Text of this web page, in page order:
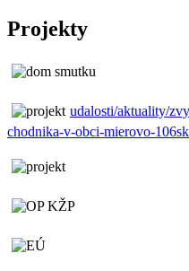
Projekty
udalosti/aktuality/
chodnika-v-obci-mierovo-